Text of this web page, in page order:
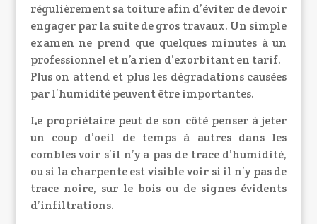
régulièrement sa toiture afin d’éviter de devoir
engager par la suite de gros travaux. Un simple
examen ne prend que quelques minutes à un
professionnel et n’a rien d’exorbitant en tarif.
Plus on attend et plus les dégradations causées
par l’humidité peuvent être importantes.
Le propriétaire peut de son côté penser à jeter
un coup d’oeil de temps à autres dans les
combles voir s’il n’y a pas de trace d’humidité,
ou si la charpente est visible voir si il n’y pas de
trace noire, sur le bois ou de signes évidents
d’infiltrations.